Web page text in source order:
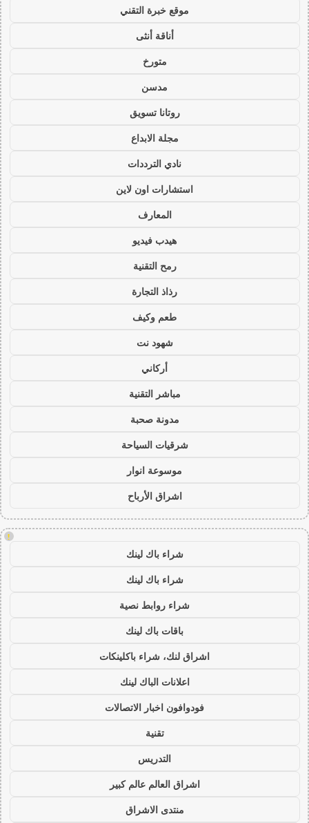
موقع خبرة التقني
أناقة أنثى
متورخ
مدسن
روتانا تسويق
مجلة الابداع
نادي الترددات
استشارات اون لاين
المعارف
هيدب فيديو
رمح التقنية
رذاذ التجارة
طعم وكيف
شهود نت
أركاني
مباشر التقنية
مدونة صحبة
شرقيات السياحة
موسوعة انوار
اشراق الأرباح
!
شراء باك لينك
شراء باك لينك
شراء روابط نصية
باقات باك لينك
اشراق لنك، شراء باكلينكات
اعلانات الباك لينك
فودوافون اخبار الاتصالات
تقنية
التدريس
اشراق العالم عالم كبير
منتدى الاشراق